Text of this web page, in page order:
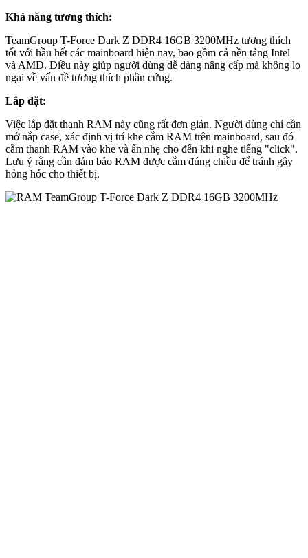
Khả năng tương thích:
TeamGroup T-Force Dark Z DDR4 16GB 3200MHz tương thích
tốt với hầu hết các mainboard hiện nay, bao gồm cả nền tảng Intel
và AMD. Điều này giúp người dùng dễ dàng nâng cấp mà không lo
ngại về vấn đề tương thích phần cứng.
Lắp đặt:
Việc lắp đặt thanh RAM này cũng rất đơn giản. Người dùng chỉ cần
mở nắp case, xác định vị trí khe cắm RAM trên mainboard, sau đó
cắm thanh RAM vào khe và ấn nhẹ cho đến khi nghe tiếng "click".
Lưu ý rằng cần đảm bảo RAM được cắm đúng chiều để tránh gây
hỏng hóc cho thiết bị.